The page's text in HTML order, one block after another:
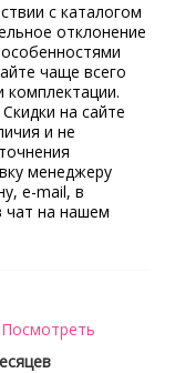
с каталогом
отклонение
чаще всего
комплектации.
на сайте
и не
менеджеру
e-mail, в
чат на нашем
Посмотреть